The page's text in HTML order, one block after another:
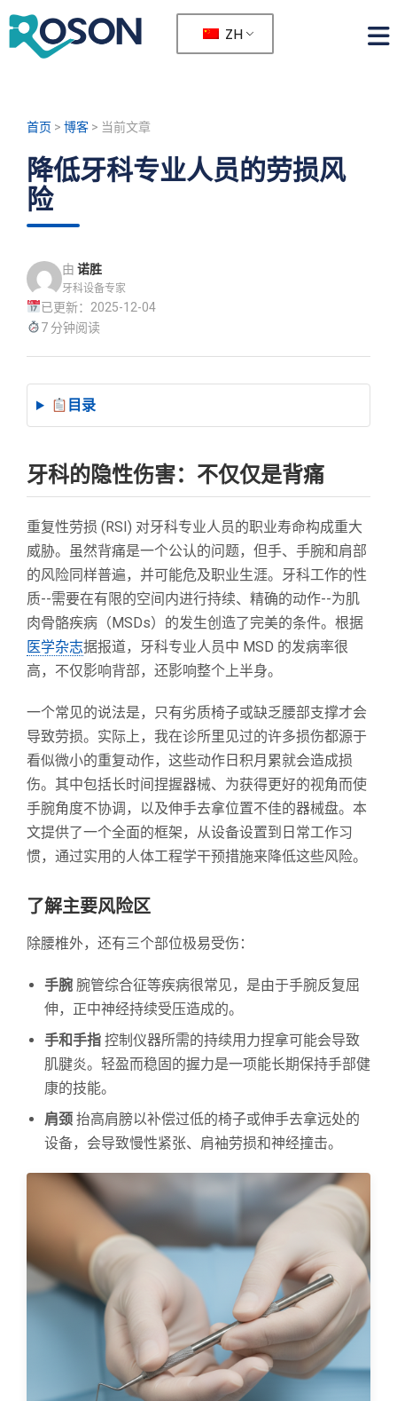
ZH
首页 > 博客 > 当前文章
降低牙科专业人员的劳损风
险
由 诺胜
牙科设备专家
已更新：2025-12-04
7 分钟阅读
目录
牙科的隐性伤害：不仅仅是背痛
重复性劳损 (RSI) 对牙科专业人员的职业寿命构成重大
威胁。虽然背痛是一个公认的问题，但手、手腕和肩部
的风险同样普遍，并可能危及职业生涯。牙科工作的性
质--需要在有限的空间内进行持续、精确的动作--为肌
肉骨骼疾病（MSDs）的发生创造了完美的条件。根据
医学杂志据报道，牙科专业人员中 MSD 的发病率很
高，不仅影响背部，还影响整个上半身。
一个常见的说法是，只有劣质椅子或缺乏腰部支撑才会
导致劳损。实际上，我在诊所里见过的许多损伤都源于
看似微小的重复动作，这些动作日积月累就会造成损
伤。其中包括长时间捏握器械、为获得更好的视角而使
手腕角度不协调，以及伸手去拿位置不佳的器械盘。本
文提供了一个全面的框架，从设备设置到日常工作习
惯，通过实用的人体工程学干预措施来降低这些风险。
了解主要风险区
除腰椎外，还有三个部位极易受伤：
手腕 腕管综合征等疾病很常见，是由于手腕反复屈
伸，正中神经持续受压造成的。
手和手指 控制仪器所需的持续用力捏拿可能会导致
肌腱炎。轻盈而稳固的握力是一项能长期保持手部健
康的技能。
肩颈 抬高肩膀以补偿过低的椅子或伸手去拿远处的
设备，会导致慢性紧张、肩袖劳损和神经撞击。